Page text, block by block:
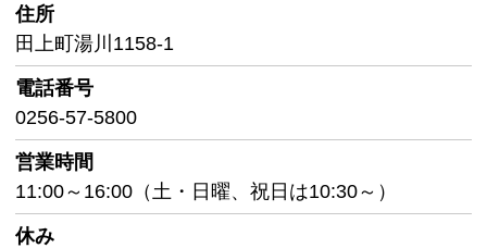
住所
田上町湯川1158-1
電話番号
0256-57-5800
営業時間
11:00～16:00（土・日曜、祝日は10:30～）
休み